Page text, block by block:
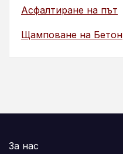
Асфалтиране на път
Щамповане на Бетон
За нас